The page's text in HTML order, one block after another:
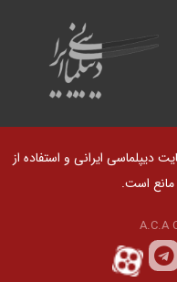
دیپلماسی ایرانی و استفاده از
مانع است.
A.C.A